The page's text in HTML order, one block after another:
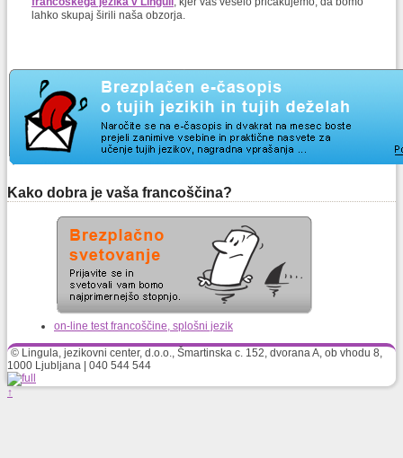
lahko skupaj širili naša obzorja.
Kako dobra je vaša francoščina?
on-line test francoščine, splošni jezik
© Lingula, jezikovni center, d.o.o., Šmartinska c. 152, dvorana A, ob vhodu 8,
1000 Ljubljana | 040 544 544
↑